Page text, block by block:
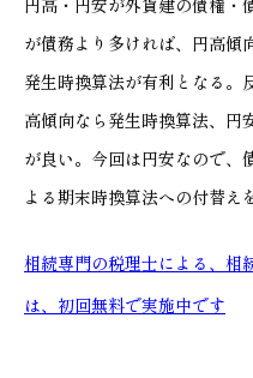
円高・円安が外貨建の債権・
が債務より多ければ、円高傾
発生時換算法が有利となる。
高傾向なら発生時換算法、円
が良い。今回は円安なので、
よる期末時換算法への付替え
相続専門の税理士による、相
は、初回無料で実施中です